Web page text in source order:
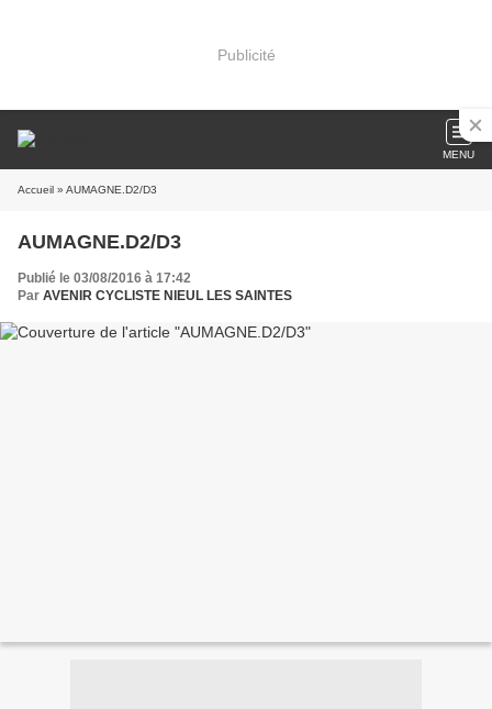
Publicité
MENU
Accueil » AUMAGNE.D2/D3
AUMAGNE.D2/D3
Publié le 03/08/2016 à 17:42
Par AVENIR CYCLISTE NIEUL LES SAINTES